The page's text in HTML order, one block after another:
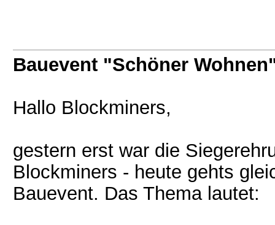
Bauevent "Schöner
Hallo Blockminers,
gestern erst war die
Blockminers - heute gehts
Bauevent. Das Thema lautet: